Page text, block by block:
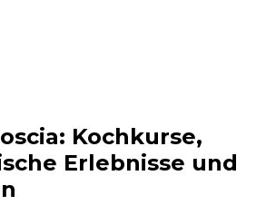
Erlebnisse:
Kochkurse,
Erlebnisse und